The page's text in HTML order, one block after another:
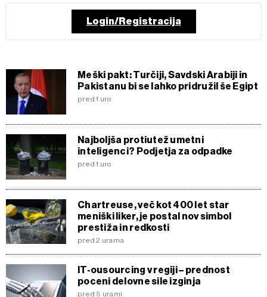
Login/Registracija
Meški pakt: Turčiji, Savdski Arabiji in
Pakistanu bi se lahko pridružil še Egipt
pred 1 uro
Najboljša protiutež umetni
inteligenci? Podjetja za odpadke
pred 1 uro
Chartreuse, več kot 400 let star
meniški liker, je postal nov simbol
prestiža in redkosti
pred 2 urama
IT-ousourcing v regiji – prednost
poceni delovne sile izginja
pred 5 urami